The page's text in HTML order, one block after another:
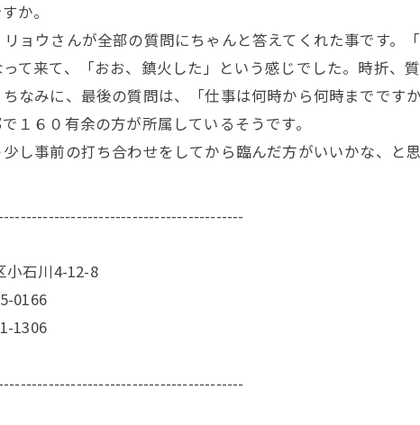
か。
ョウさんが全部の質問にちゃんと答えてくれた事です。
て来て、「おお、鎮火した」という感じでした。時折
なみに、最後の質問は、「仕事は何時から何時までで
１６０有余の方が所属しているそうです。
し事前の打ち合わせをしてから臨んだ方がいいかな、と思
小石川4-12-8
0166
1306